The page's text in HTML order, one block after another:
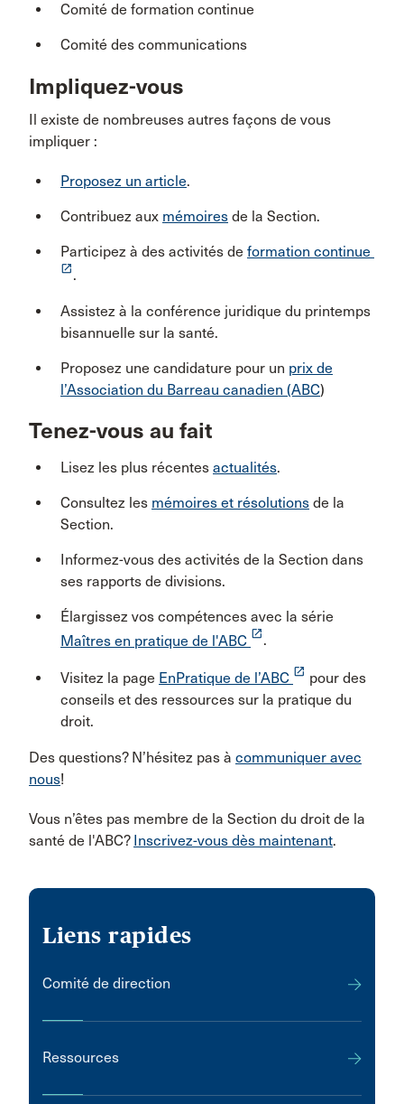
Comité de formation continue
Comité des communications
Impliquez-vous
Il existe de nombreuses autres façons de vous
impliquer :
Proposez un article.
Contribuez aux mémoires de la Section.
Participez à des activités de formation continue
launch .
Assistez à la conférence juridique du printemps
bisannuelle sur la santé.
Proposez une candidature pour un prix de
l’Association du Barreau canadien (ABC)
Tenez-vous au fait
Lisez les plus récentes actualités.
Consultez les mémoires et résolutions de la
Section.
Informez-vous des activités de la Section dans
ses rapports de divisions.
Élargissez vos compétences avec la série
Maîtres en pratique de l'ABC launch .
Visitez la page EnPratique de l’ABC launch pour des
conseils et des ressources sur la pratique du
droit.
Des questions? N’hésitez pas à communiquer avec
nous!
Vous n’êtes pas membre de la Section du droit de la
santé de l'ABC? Inscrivez-vous dès maintenant.
Liens rapides
Comité de direction
Ressources